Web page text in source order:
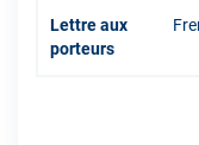
Lettre aux
porteurs